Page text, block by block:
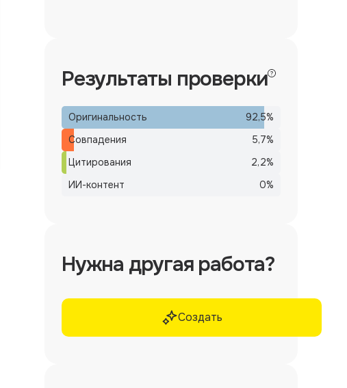
Результаты проверки
Оригинальность 92,5%
Совпадения
5,7%
Цитирования
2,2%
ИИ-контент
0%
Нужна другая работа?
Создать